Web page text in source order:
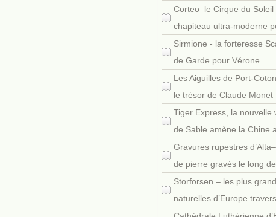
Corteo–le Cirque du Soleil
chapiteau ultra-moderne
Sirmione - la forteresse
de Garde pour Vérone
Les Aiguilles de Port-
le trésor de Claude Monet
Tiger Express, la nouvelle
de Sable amène la Chine
Gravures rupestres
de pierre gravés le long
Storforsen – les plus
naturelles d’Europe